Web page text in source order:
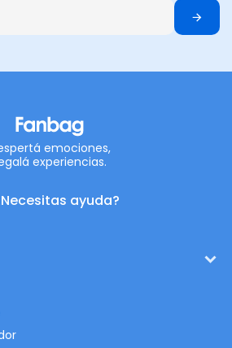
emociones,
experiencias.
ayuda?